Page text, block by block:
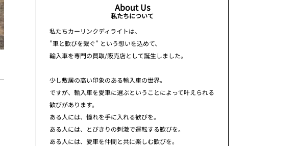
About Us
私たちについて
私たちカーリンクディライトは、
”車と歓びを繋ぐ” という想いを込めて、
輸入車を専門の買取/販売店として誕生しました。
少し敷居の高い印象のある輸入車の世界。
ですが、輸入車を愛車に選ぶということによって叶えられる
歓びがあります。
ある人には、憧れを手に入れる歓びを。
ある人には、とびきりの刺激で運転する歓びを。
ある人には、愛車を仲間と共に楽しむ歓びを。